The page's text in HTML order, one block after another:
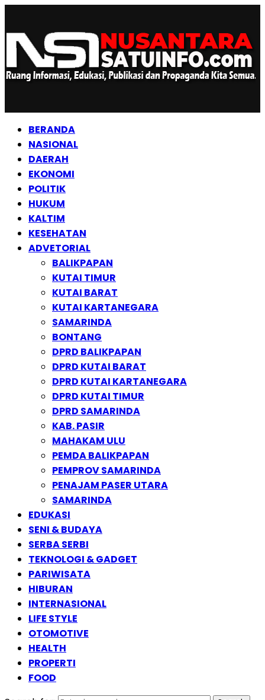
BERANDA
NASIONAL
DAERAH
EKONOMI
POLITIK
HUKUM
KALTIM
KESEHATAN
ADVETORIAL
BALIKPAPAN
KUTAI TIMUR
KUTAI BARAT
KUTAI KARTANEGARA
SAMARINDA
BONTANG
DPRD BALIKPAPAN
DPRD KUTAI BARAT
DPRD KUTAI KARTANEGARA
DPRD KUTAI TIMUR
DPRD SAMARINDA
KAB. PASIR
MAHAKAM ULU
PEMDA BALIKPAPAN
PEMPROV SAMARINDA
PENAJAM PASER UTARA
SAMARINDA
EDUKASI
SENI & BUDAYA
SERBA SERBI
TEKNOLOGI & GADGET
PARIWISATA
HIBURAN
INTERNASIONAL
LIFE STYLE
OTOMOTIVE
HEALTH
PROPERTI
FOOD